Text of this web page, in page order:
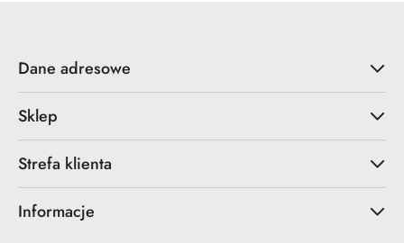
Dane adresowe
Sklep
Strefa klienta
Informacje